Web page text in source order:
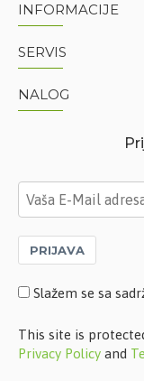
INFORMACIJE
SERVIS
NALOG
PRIJAVA
Slažem se sa
This site is
Privacy Policy and